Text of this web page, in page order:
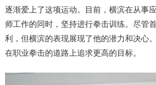
逐渐爱上了这项运动。目前，横滨在从事
师工作的同时，坚持进行拳击训练。尽管
利，但横滨的表现展现了他的潜力和决心
在职业拳击的道路上追求更高的目标。